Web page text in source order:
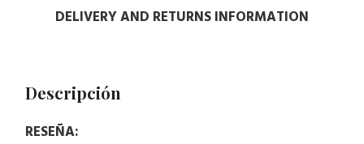
DELIVERY AND RETURNS INFORMATION
Descripción
RESEÑA: